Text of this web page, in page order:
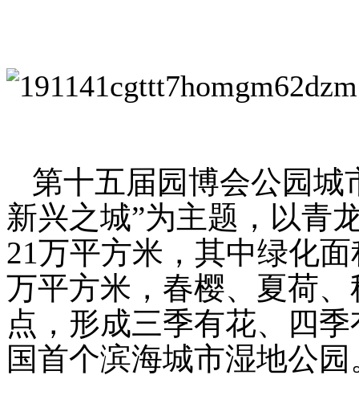
第十五届园博会公园城
新兴之城”为主题，以青
21万平方米，其中绿化
万平方米，春樱、夏荷
点，形成三季有花、四
国首个滨海城市湿地公园